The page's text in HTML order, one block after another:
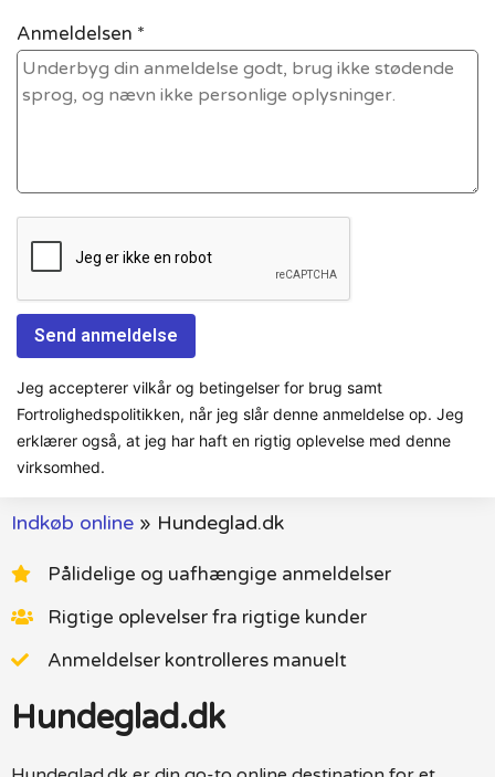
Anmeldelsen *
Jeg accepterer vilkår og betingelser for brug samt
Fortrolighedspolitikken, når jeg slår denne anmeldelse op. Jeg
erklærer også, at jeg har haft en rigtig oplevelse med denne
virksomhed.
Indkøb online » Hundeglad.dk
Pålidelige og uafhængige anmeldelser
Rigtige oplevelser fra rigtige kunder
Anmeldelser kontrolleres manuelt
Hundeglad.dk